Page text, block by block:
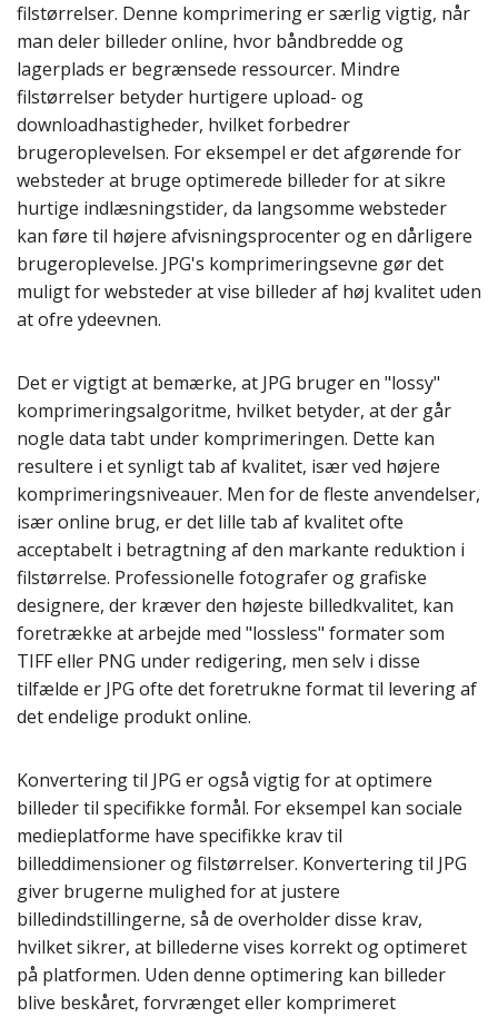
filstørrelser. Denne komprimering er særlig vigtig, når
man deler billeder online, hvor båndbredde og
lagerplads er begrænsede ressourcer. Mindre
filstørrelser betyder hurtigere upload- og
downloadhastigheder, hvilket forbedrer
brugeroplevelsen. For eksempel er det afgørende for
websteder at bruge optimerede billeder for at sikre
hurtige indlæsningstider, da langsomme websteder
kan føre til højere afvisningsprocenter og en dårligere
brugeroplevelse. JPG's komprimeringsevne gør det
muligt for websteder at vise billeder af høj kvalitet uden
at ofre ydeevnen.
Det er vigtigt at bemærke, at JPG bruger en "lossy"
komprimeringsalgoritme, hvilket betyder, at der går
nogle data tabt under komprimeringen. Dette kan
resultere i et synligt tab af kvalitet, især ved højere
komprimeringsniveauer. Men for de fleste anvendelser,
især online brug, er det lille tab af kvalitet ofte
acceptabelt i betragtning af den markante reduktion i
filstørrelse. Professionelle fotografer og grafiske
designere, der kræver den højeste billedkvalitet, kan
foretrække at arbejde med "lossless" formater som
TIFF eller PNG under redigering, men selv i disse
tilfælde er JPG ofte det foretrukne format til levering af
det endelige produkt online.
Konvertering til JPG er også vigtig for at optimere
billeder til specifikke formål. For eksempel kan sociale
medieplatforme have specifikke krav til
billeddimensioner og filstørrelser. Konvertering til JPG
giver brugerne mulighed for at justere
billedindstillingerne, så de overholder disse krav,
hvilket sikrer, at billederne vises korrekt og optimeret
på platformen. Uden denne optimering kan billeder
blive beskåret, forvrænget eller komprimeret